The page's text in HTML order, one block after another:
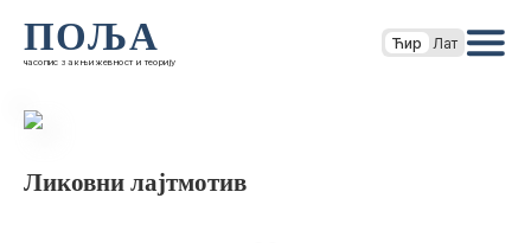
ПОЉА
часопис за књижевност и теорију
Ћир Лат
Ликовни лајтмотив